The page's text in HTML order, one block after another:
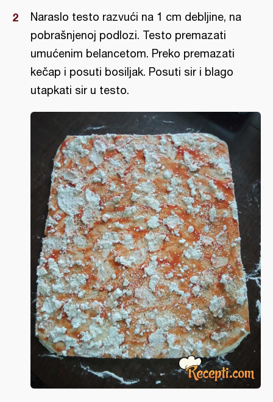
Naraslo testo razvući na 1 cm debljine, na
pobrašnjenoj podlozi. Testo premazati
umućenim belancetom. Preko premazati
kečap i posuti bosiljak. Posuti sir i blago
utapkati sir u testo.